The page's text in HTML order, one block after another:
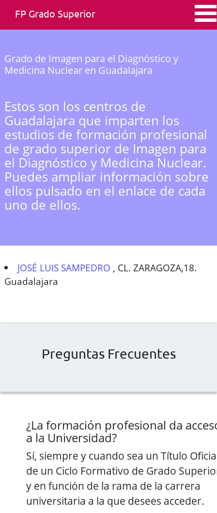
FP Grado Superior
Grado de Imagen para el Diagnóstico y
Medicina Nuclear en Guadalajara
Estos son los centros de
Guadalajara que imparten los
estudios de formación profesional
de grado superior de Imagen para
el Diagnóstico y Medicina Nuclear.
Puedes ampliar información sobre
ellos pulsado en el enlace de cada
uno de ellos.
JOSÉ LUIS SAMPEDRO , CL. ZARAGOZA,18.
Guadalajara
Preguntas Frecuentes
¿La formación profesional da
a la Universidad?
Sí, siempre y cuando sea un Título
de un Ciclo Formativo de Grado
y en función de la rama de la carrera
universitaria a la que desees acceder.